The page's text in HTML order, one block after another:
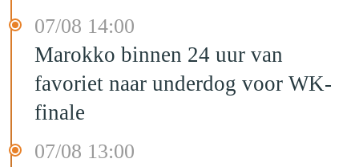
07/08 14:00
Marokko binnen 24 uur van
favoriet naar underdog voor WK-
finale
07/08 13:00